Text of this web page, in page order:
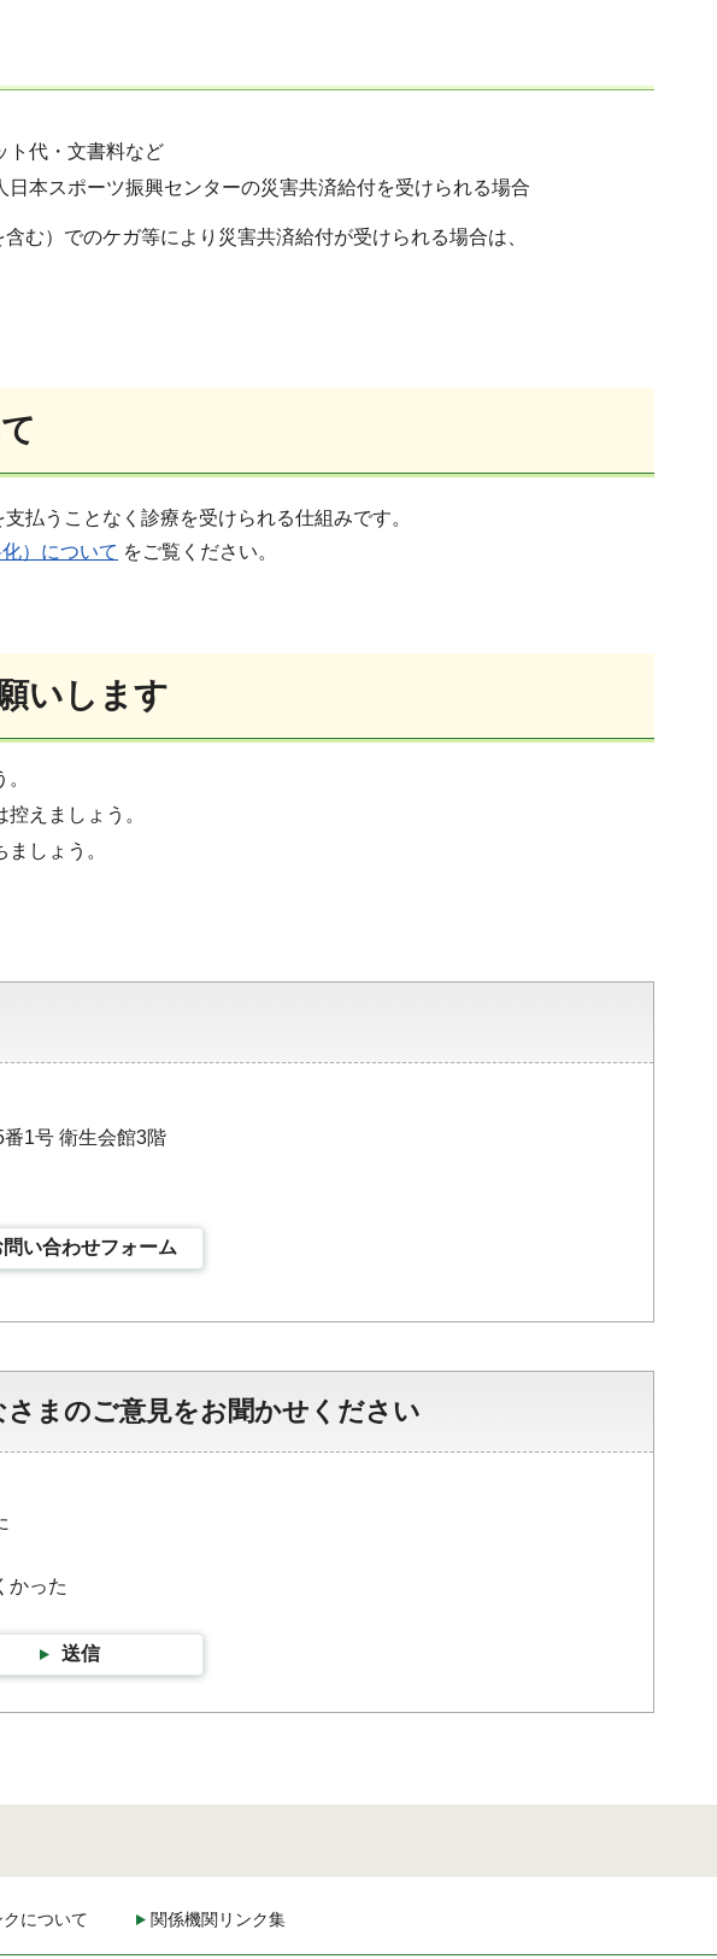
ト代・文書料など
本スポーツ振興センターの災害共済給付を受けられる場合
む）でのケガ等により災害共済給付が受けられる場合は、
払うことなく診療を受けられる仕組みです。
）について をご覧ください。
いします
えましょう。
しょう。
1号 衛生会館3階
問い合わせフォーム
まのご意見をお聞かせください
かった
送信
について 関係機関リンク集